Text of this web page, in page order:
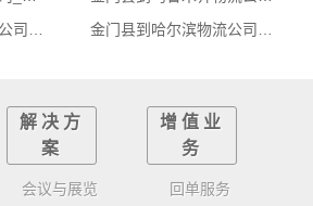
金门县到嘉峪关物流公司_金门县至嘉峪关物流专线
金门县到哈尔滨物流公司_金门县至哈尔滨物流专线
解决方
案
会议与展览
增值业
务
回单服务